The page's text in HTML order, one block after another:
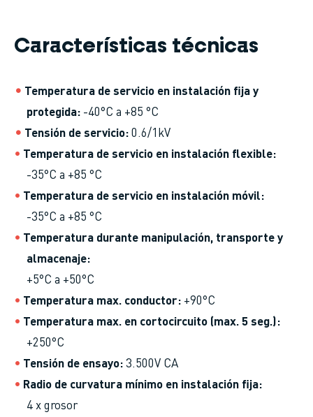
Características técnicas
Temperatura de servicio en instalación fija y
protegida -40°C a +85 °C
Tensión de servicio 0.6/1kV
Temperatura de servicio en instalación flexible
-35°C a +85 °C
Temperatura de servicio en instalación móvil
-35°C a +85 °C
Temperatura durante manipulación, transporte y
almacenaje
+5°C a +50°C
Temperatura max. conductor +90°C
Temperatura max. en cortocircuito (max. 5 seg.)
+250°C
Tensión de ensayo 3.500V CA
Radio de curvatura mínimo en instalación fija
4 x grosor